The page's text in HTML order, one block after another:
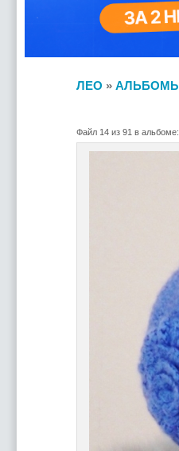
ЛЕО »
Файл 14 из 91 в альбоме: